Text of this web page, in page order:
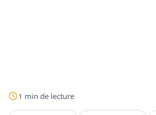
1 min de lecture